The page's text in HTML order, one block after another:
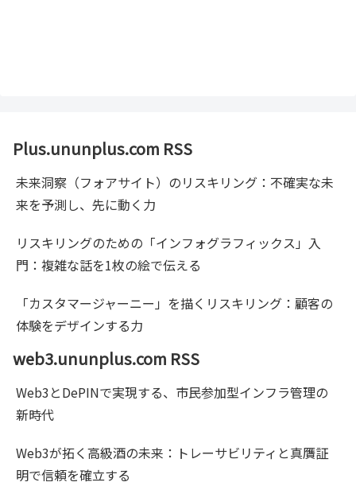
Plus.ununplus.com RSS
未来洞察（フォアサイト）のリスキリング：不確実な未
来を予測し、先に動く力
リスキリングのための「インフォグラフィックス」入
門：複雑な話を1枚の絵で伝える
「カスタマージャーニー」を描くリスキリング：顧客の
体験をデザインする力
web3.ununplus.com RSS
Web3とDePINで実現する、市民参加型インフラ管理の
新時代
Web3が拓く高級酒の未来：トレーサビリティと真贋証
明で信頼を確立する